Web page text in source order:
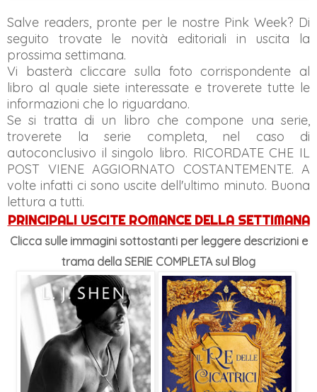
Salve readers, pronte per le nostre Pink Week? Di
seguito trovate le novità editoriali in uscita la
prossima settimana.
Vi basterà cliccare sulla foto corrispondente al
libro al quale siete interessate e troverete tutte le
informazioni che lo riguardano.
Se si tratta di un libro che compone una serie,
troverete la serie completa, nel caso di
autoconclusivo il singolo libro. RICORDATE CHE IL
POST VIENE AGGIORNATO COSTANTEMENTE. A
volte infatti ci sono uscite dell'ultimo minuto. Buona
lettura a tutti.
PRINCIPALI USCITE ROMANCE DELLA SETTIMANA
Clicca sulle immagini sottostanti per leggere descrizioni e
trama della SERIE COMPLETA sul Blog